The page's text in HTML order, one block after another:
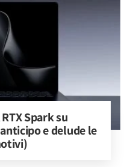
Spark su
e delude le